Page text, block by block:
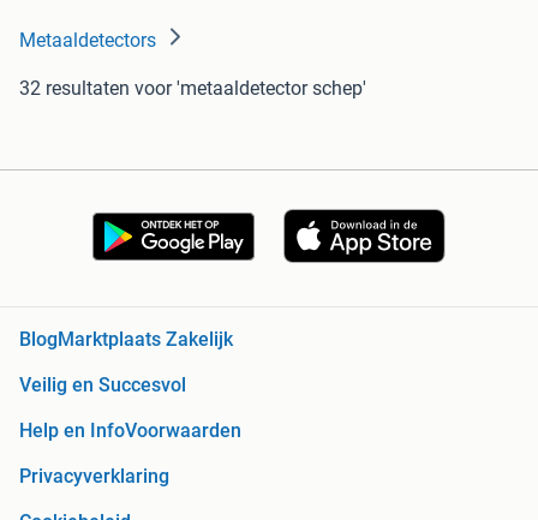
Metaaldetectors
32 resultaten voor 'metaaldetector schep'
BlogMarktplaats Zakelijk
Veilig en Succesvol
Help en InfoVoorwaarden
Privacyverklaring